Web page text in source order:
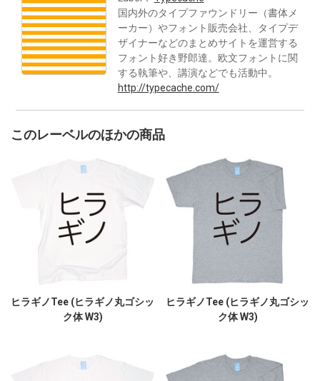
国内外のタイプファウンドリー（書体メ
ーカー）やフォント販売会社、タイプデ
ザイナーなどのまとめサイトを運営する
フォント好き野郎達。欧文フォントに関
する執筆や、講演などでも活動中。
http://typecache.com/
このレーベルのほかの商品
ヒラギノTee (ヒラギノ丸ゴシッ
ク体 W3)
ヒラギノTee (ヒラギノ丸ゴシッ
ク体 W3)